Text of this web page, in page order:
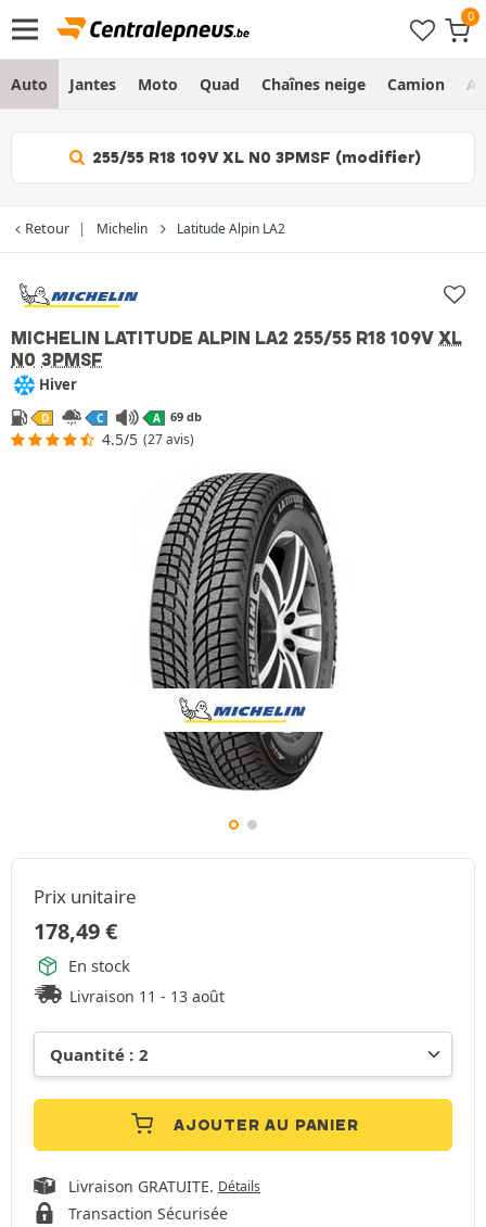
Auto Jantes Moto Quad Chaînes neige Camion
255/55 R18 109V XL N0 3PMSF (modifier)
Retour Michelin Latitude Alpin LA2
MICHELIN LATITUDE ALPIN LA2 255/55 R18 109V XL
N0 3PMSF
Hiver
D C A 69 db
4.5/5 (27 avis)
Prix unitaire
178,49€
En stock
Livraison 11 - 13 août
AJOUTER AU PANIER
Livraison GRATUITE. Détails
Transaction Sécurisée